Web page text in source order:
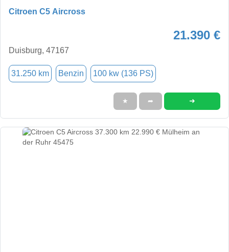
Citroen C5 Aircross
21.390 €
Duisburg, 47167
31.250 km Benzin 100 kw (136 PS)
★ ➦ ➜